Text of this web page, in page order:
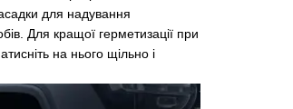
для надування
Для кращої герметизації при
на нього щільно і